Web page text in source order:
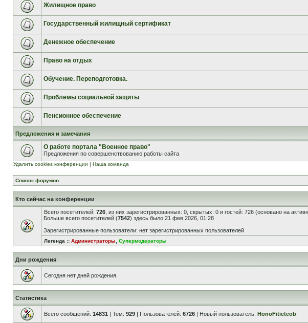
Жилищное право
Государственный жилищный сертификат
Денежное обеспечение
Право на отдых
Обучение. Переподготовка.
Проблемы социальной защиты
Пенсионное обеспечение
Предложения и замечания
О работе портала "Военное право"
Предложения по совершенствованию работы сайта
Удалить cookies конференции | Наша команда
Список форумов
Кто сейчас на конференции
Всего посетителей: 726 , из них зарегистрированных: 0, скрытых: 0 и гостей: 726 (основано на
Больше всего посетителей (7542) здесь было 21 фев 2026, 01:28
Зарегистрированные пользователи: нет зарегистрированных пользователей
Легенда :: Администраторы Супермодераторы
Дни рождения
Сегодня нет дней рождения.
Статистика
Всего сообщений: 14831 | Тем: 929 | Пользователей: 6726 | Новый пользователь: HonoFitieteob